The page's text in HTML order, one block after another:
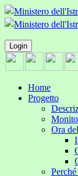
Login
Home
Progetto
Ora